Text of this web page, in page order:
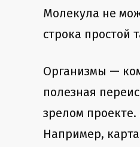
Молекула не
строка простой
Организмы —
полезная
зрелом проекте.
Например,